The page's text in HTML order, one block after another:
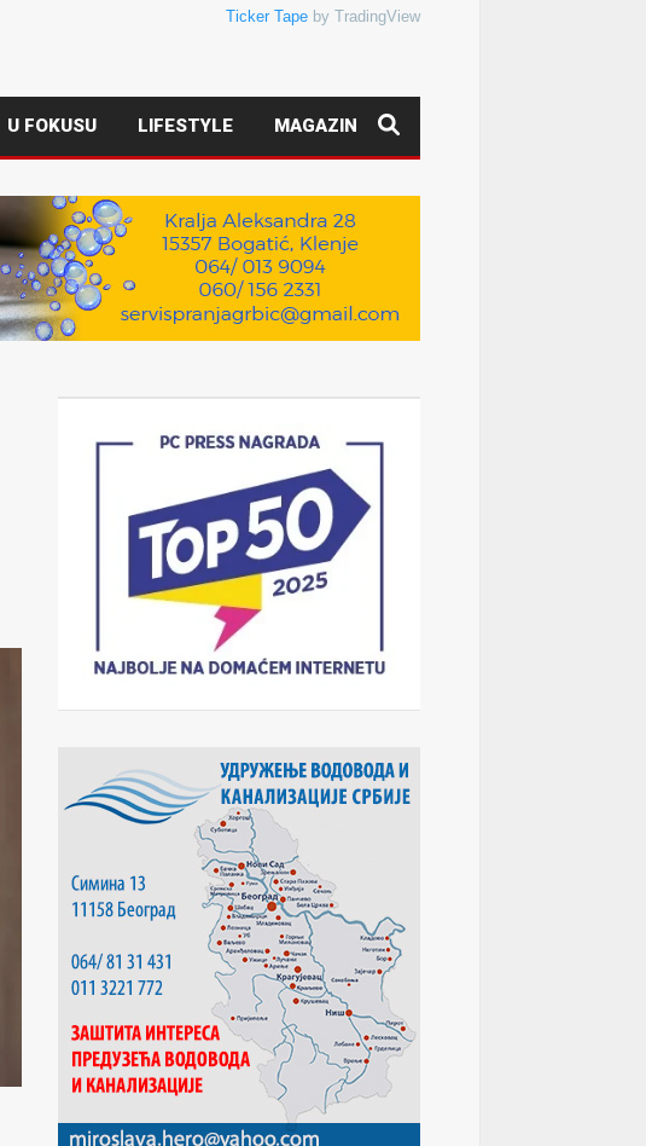
Ticker Tape by TradingView
U FOKUSU LIFESTYLE MAGAZIN